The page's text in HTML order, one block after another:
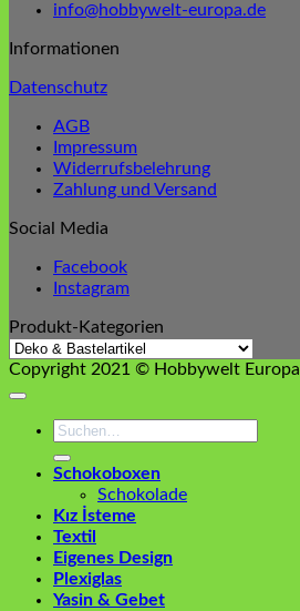
info@hobbywelt-europa.de
Informationen
Datenschutz
AGB
Impressum
Widerrufsbelehrung
Zahlung und Versand
Social Media
Facebook
Instagram
Produkt-Kategorien
Copyright 2021 © Hobbywelt Europa
Suchen
Schokoboxen
Schokolade
Kız İsteme
Textil
Eigenes Design
Plexiglas
Yasin & Gebet